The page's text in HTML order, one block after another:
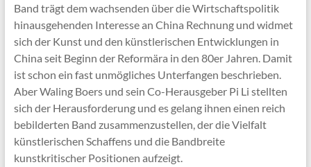
Band trägt dem wachsenden über die Wirtschaftspolitik
hinausgehenden Interesse an China Rechnung und widmet
sich der Kunst und den künstlerischen Entwicklungen in
China seit Beginn der Reformära in den 80er Jahren. Damit
ist schon ein fast unmögliches Unterfangen beschrieben.
Aber Waling Boers und sein Co-Herausgeber Pi Li stellten
sich der Herausforderung und es gelang ihnen einen reich
bebilderten Band zusammenzustellen, der die Vielfalt
künstlerischen Schaffens und die Bandbreite
kunstkritischer Positionen aufzeigt.